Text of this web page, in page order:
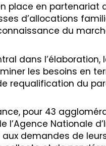
place en
d’allocations
du
dans
les besoins en
requalification du
pour 43
l’Agence Nationale
demandes de